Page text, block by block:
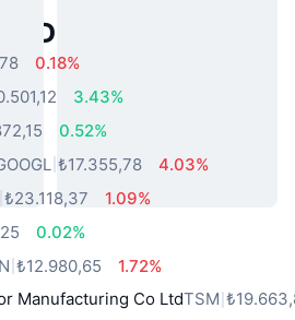
Dünya Varlıkları
0.18%
3.43%
0.52%
₺17.355,78
4.03%
₺23.118,37
1.09%
0.02%
₺12.980,65
1.72%
Manufacturing Co LtdTSM